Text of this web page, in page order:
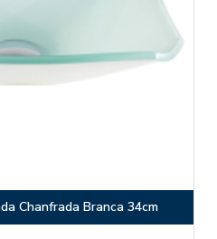
Chanfrada Branca 34cm